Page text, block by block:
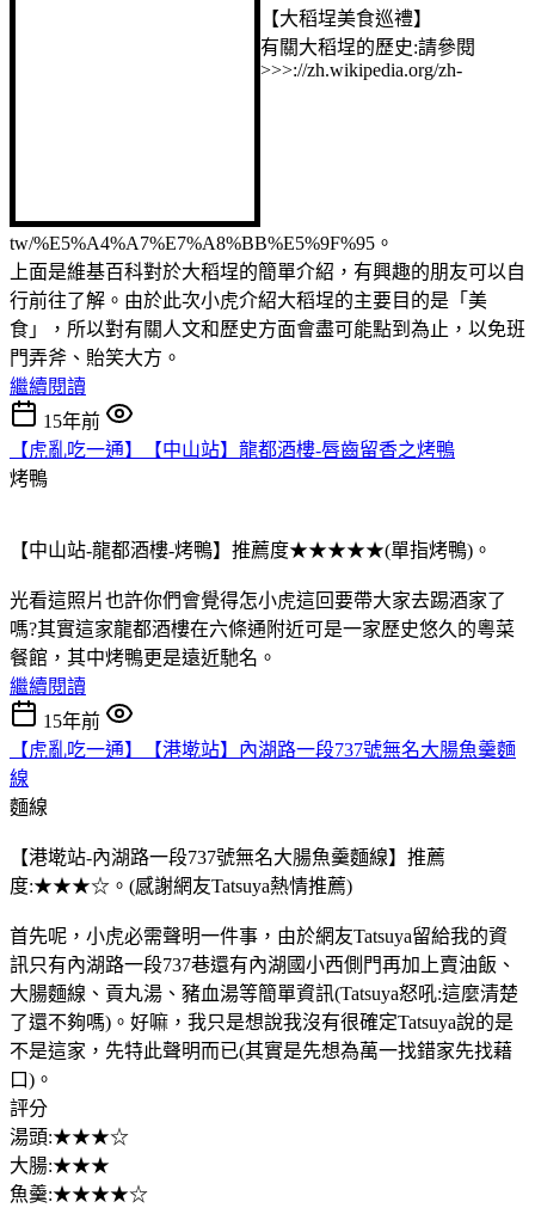
【大稻埕美食巡禮】
有關大稻埕的歷史:請參閱
>>>://zh.wikipedia.org/zh-
tw/%E5%A4%A7%E7%A8%BB%E5%9F%95。
上面是維基百科對於大稻埕的簡單介紹，有興趣的朋友可以自
行前往了解。由於此次小虎介紹大稻埕的主要目的是「美
食」，所以對有關人文和歷史方面會盡可能點到為止，以免班
門弄斧、貽笑大方。
繼續閱讀
15年前
【虎亂吃一通】【中山站】龍都酒樓-唇齒留香之烤鴨
烤鴨
【中山站-龍都酒樓-烤鴨】推薦度★★★★★(單指烤鴨)。
光看這照片也許你們會覺得怎小虎這回要帶大家去踢酒家了
嗎?其實這家龍都酒樓在六條通附近可是一家歷史悠久的粵菜
餐館，其中烤鴨更是遠近馳名。
繼續閱讀
15年前
【虎亂吃一通】【港墘站】內湖路一段737號無名大腸魚羹麵
線
麵線
【港墘站-內湖路一段737號無名大腸魚羹麵線】推薦
度:★★★☆。(感謝網友Tatsuya熱情推薦)
首先呢，小虎必需聲明一件事，由於網友Tatsuya留給我的資
訊只有內湖路一段737巷還有內湖國小西側門再加上賣油飯、
大腸麵線、貢丸湯、豬血湯等簡單資訊(Tatsuya怒吼:這麼清楚
了還不夠嗎)。好嘛，我只是想說我沒有很確定Tatsuya說的是
不是這家，先特此聲明而已(其實是先想為萬一找錯家先找藉
口)。
評分
湯頭:★★★☆
大腸:★★★
魚羹:★★★★☆